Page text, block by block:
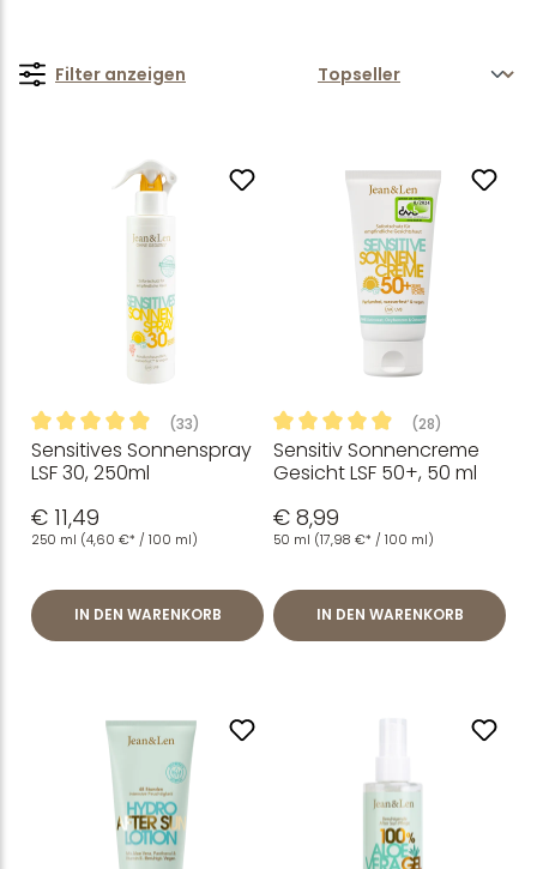
Filter anzeigen
Durchschnittliche Bewertung von 4.94 von 5 Sternen
(33)
Sensitives Sonnenspray
LSF 30, 250ml
€ 11,49
250 ml (4,60 €* / 100 ml)
IN DEN WARENKORB
Durchschnittliche
(28)
Sensitiv Sonnencreme
Gesicht LSF 50+, 50 ml
€ 8,99
50 ml (17,98 €* / 100 ml)
IN DEN WARENKORB